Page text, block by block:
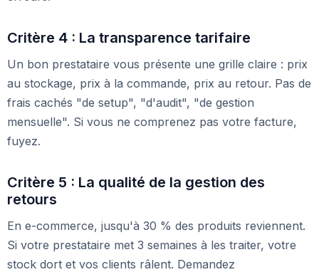
Critère 4 : La transparence tarifaire
Un bon prestataire vous présente une grille claire : prix
au stockage, prix à la commande, prix au retour. Pas de
frais cachés "de setup", "d'audit", "de gestion
mensuelle". Si vous ne comprenez pas votre facture,
fuyez.
Critère 5 : La qualité de la gestion des
retours
En e-commerce, jusqu'à 30 % des produits reviennent.
Si votre prestataire met 3 semaines à les traiter, votre
stock dort et vos clients râlent. Demandez